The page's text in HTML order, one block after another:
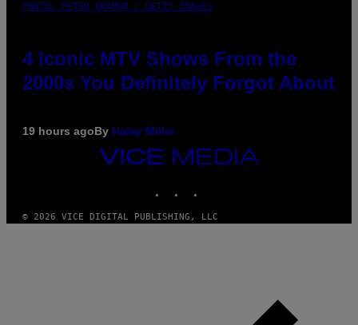
PHOTO: PETER KRAMER / GETTY IMAGES
4 Iconic MTV Shows From the
2000s You Definitely Forgot About
19 hours agoBy Haley Miller
VICE
© 2026 VICE DIGITAL PUBLISHING, LLC